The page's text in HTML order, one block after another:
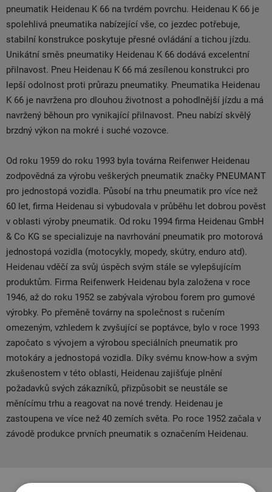
pneumatik Heidenau K 66 na tvrdém povrchu. Heidenau K 66 je
spolehlivá pneumatika nabízející vše, co jezdec potřebuje,
stabilní konstrukce poskytuje přesné ovládání a tichou jízdu.
Unikátní směs pneumatiky Heidenau K 66 dodává excelentní
přilnavost. Pneu Heidenau K 66 má zesílenou konstrukci pro
lepší odolnost proti průrazu pneumatiky. Pneumatika Heidenau
K 66 je navržena pro dlouhou životnost a pohodlnější jízdu a má
navržený běhoun pro vynikající přilnavost. Pneu nabízí skvělý
brzdný výkon na mokré i suché vozovce.
Od roku 1959 do roku 1993 byla továrna Reifenwer Heidenau
zodpovědná za výrobu veškerých pneumatik značky PNEUMANT
pro jednostopá vozidla. Působí na trhu pneumatik pro více než
60 let, firma Heidenau si vybudovala v průběhu let dobrou pověst
v oblasti výroby pneumatik. Od roku 1994 firma Heidenau GmbH
& Co KG se specializuje na navrhování pneumatik pro motorová
jednostopá vozidla (motocykly, mopedy, skútry, enduro atd).
Heidenau vděčí za svůj úspěch svým stále se vylepšujícím
produktům. Firma Reifenwerk Heidenau byla založena v roce
1946, až do roku 1952 se zabývala výrobou forem pro gumové
výrobky. Po přeměně továrny na společnost s ručením
omezeným, vzhledem k zvyšující se poptávce, bylo v roce 1993
započato s vývojem a výrobou speciálních pneumatik pro
motokáry a jednostopá vozidla. Díky svému know-how a svým
zkušenostem v této oblasti, Heidenau zajišťuje plnění
požadavků svých zákazníků, přizpůsobit se neustále se
měnícímu trhu a reagovat na nové trendy. Heidenau je
zastoupena ve více než 40 zemích světa. Po roce 1952 začala v
závodě produkce prvních pneumatik s označením Heidenau.